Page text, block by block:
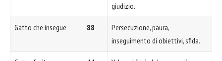
giudizio.
Gatto che insegue 88
Persecuzione, paura,
inseguimento di obiettivi, sfida.